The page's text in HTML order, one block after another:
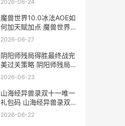
2026-06-24
魔兽世界10.0冰法AOE如
何加天赋加点 魔兽世界冰
dkwa
2026-06-27
阴阳师残局得胜最终战完
美过关策略 阴阳师残局得
胜在哪
2026-06-23
山海经异兽录双十一唯一
礼包码 山海经异兽录双子
寻宝
2026-06-22